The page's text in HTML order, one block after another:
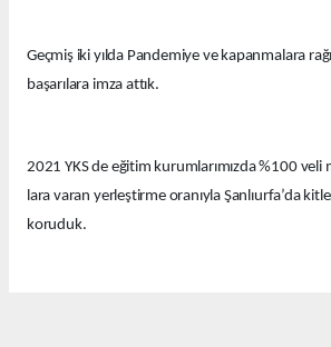
Geçmiş iki yılda Pandemiye ve kapanmalara
başarılara imza attık.
2021 YKS de eğitim kurumlarımızda %100
lara varan yerleştirme oranıyla Şanlıurfa’da
koruduk.